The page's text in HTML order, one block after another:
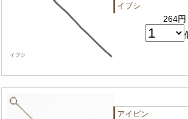
イブシ
264円
アイピン